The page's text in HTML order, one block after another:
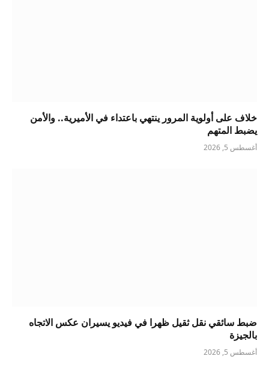
خلاف على أولوية المرور ينتهي باعتداء في الأميرية.. والأمن
يضبط المتهم
أغسطس 5, 2026
ضبط سائقي نقل ثقيل ظهرا في فيديو يسيران عكس الاتجاه
بالجيزة
أغسطس 5, 2026